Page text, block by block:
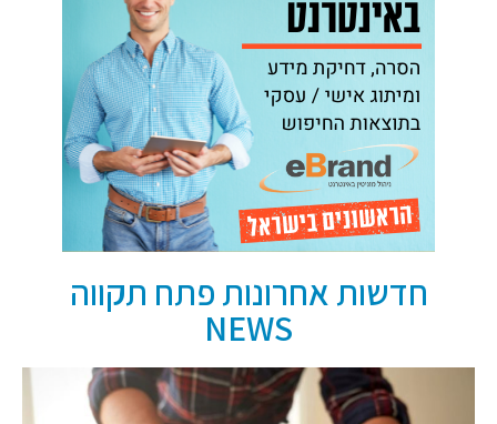
חדשות אחרונות פתח תקווה
NEWS